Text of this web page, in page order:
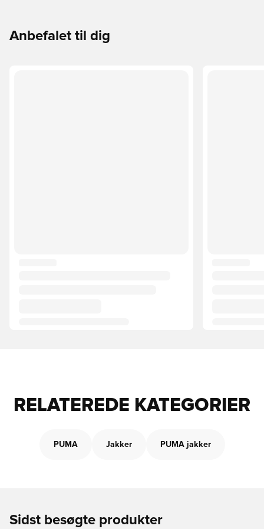
Anbefalet til dig
RELATEREDE KATEGORIER
PUMA Jakker PUMA jakker
Sidst besøgte produkter